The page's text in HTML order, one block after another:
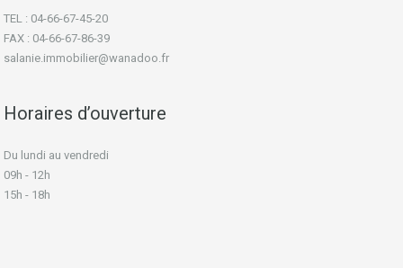
TEL : 04-66-67-45-20
FAX : 04-66-67-86-39
salanie.immobilier@wanadoo.fr
Horaires d’ouverture
Du lundi au vendredi
09h - 12h
15h - 18h